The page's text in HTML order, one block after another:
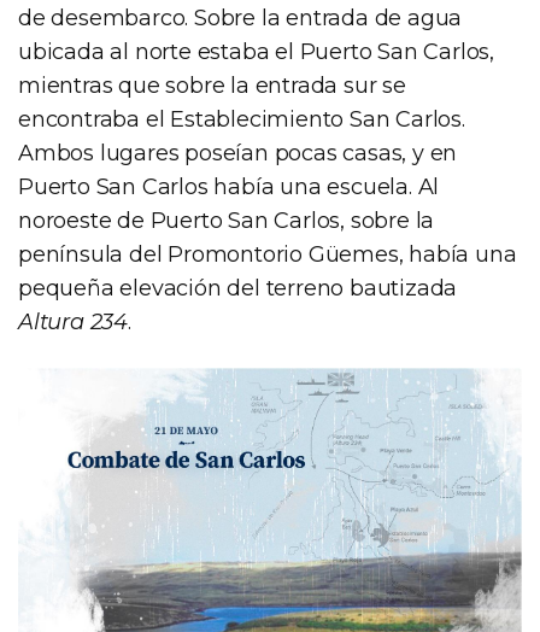
de desembarco. Sobre la entrada de agua
ubicada al norte estaba el Puerto San Carlos,
mientras que sobre la entrada sur se
encontraba el Establecimiento San Carlos.
Ambos lugares poseían pocas casas, y en
Puerto San Carlos había una escuela. Al
noroeste de Puerto San Carlos, sobre la
península del Promontorio Güemes, había una
pequeña elevación del terreno bautizada
Altura 234.